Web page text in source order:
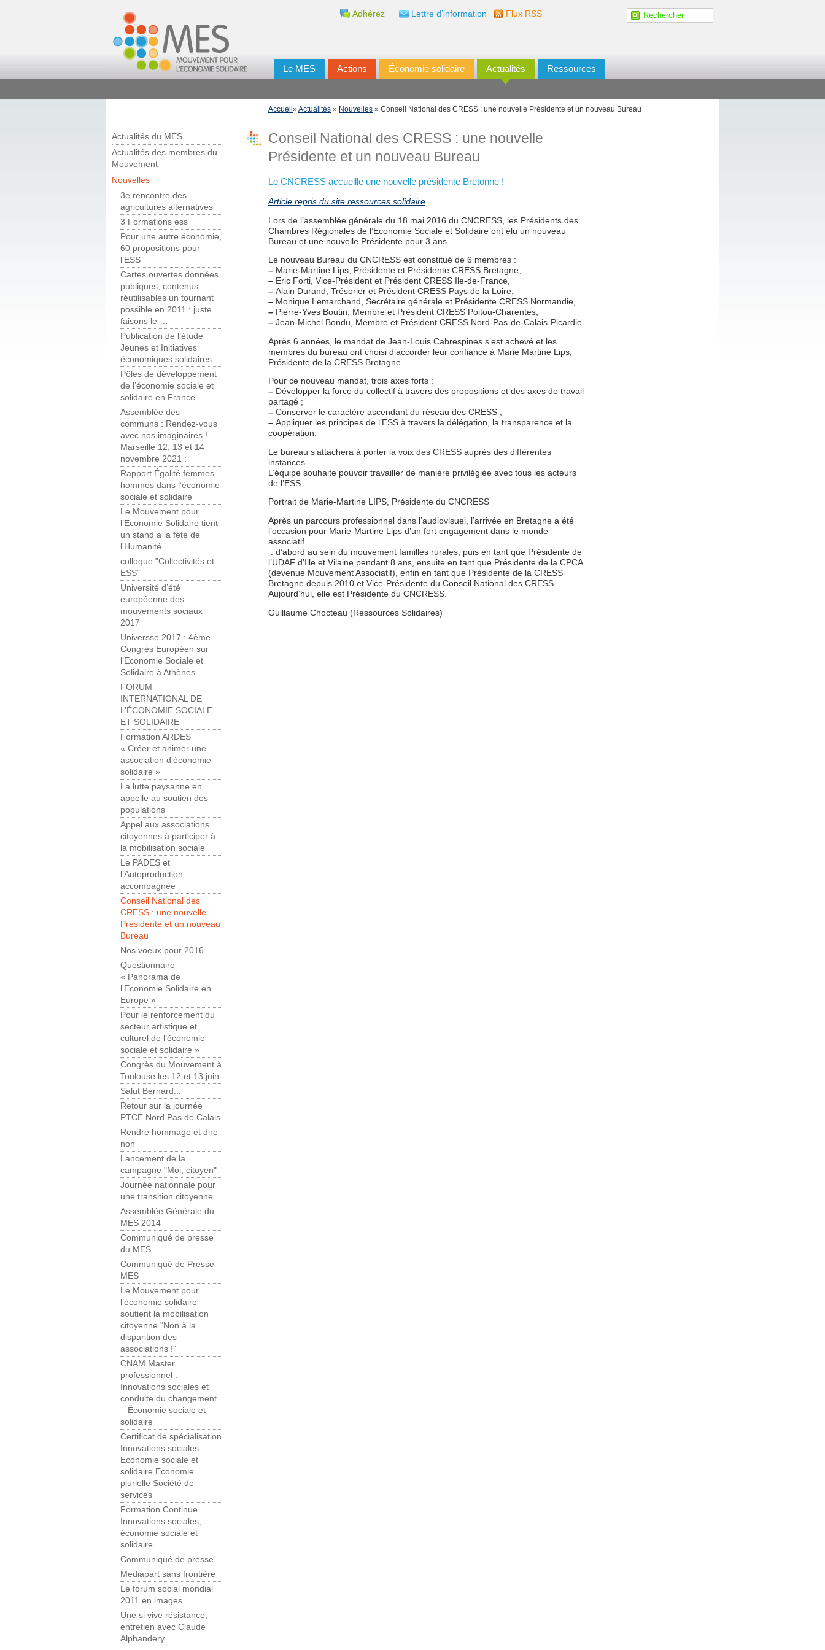
Le MES Actions Économie solidaire Actualités Ressources
Lettre d’information
Adhérez Flux RSS
Accueil »Actualités » Nouvelles » Conseil National des CRESS : une nouvelle Présidente et un nouveau Bureau
Actualités du MES
Actualités des membres du
Mouvement
Nouvelles
3e rencontre des
agricultures alternatives
3 Formations ess
Pour une autre économie,
60 propositions pour
l’ESS
Cartes ouvertes données
publiques, contenus
réutilisables un tournant
possible en 2011 : juste
faisons le …
Publication de l’étude
Jeunes et Initiatives
économiques solidaires
Pôles de développement
de l’économie sociale et
solidaire en France
Assemblée des
communs : Rendez-vous
avec nos imaginaires !
Marseille 12, 13 et 14
novembre 2021 :
Rapport Égalité femmes-
hommes dans l’économie
sociale et solidaire
Le Mouvement pour
l’Economie Solidaire tient
un stand a la fête de
l’Humanité
colloque "Collectivités et
ESS"
Université d’été
européenne des
mouvements sociaux
2017
Universse 2017 : 4ème
Congrès Européen sur
l’Economie Sociale et
Solidaire à Athènes
FORUM
INTERNATIONAL DE
L’ÉCONOMIE SOCIALE
ET SOLIDAIRE
Formation ARDES
« Créer et animer une
association d’économie
solidaire »
La lutte paysanne en
appelle au soutien des
populations
Appel aux associations
citoyennes à participer à
la mobilisation sociale
Le PADES et
l’Autoproduction
accompagnée
Conseil National des
CRESS : une nouvelle
Présidente et un nouveau
Bureau
Nos voeux pour 2016
Questionnaire
« Panorama de
l’Economie Solidaire en
Europe »
Pour le renforcement du
secteur artistique et
culturel de l’économie
sociale et solidaire »
Congrès du Mouvement à
Toulouse les 12 et 13 juin
Salut Bernard...
Retour sur la journée
PTCE Nord Pas de Calais
Rendre hommage et dire
non
Lancement de la
campagne "Moi, citoyen"
Journée nationnale pour
une transition citoyenne
Assemblée Générale du
MES 2014
Communiqué de presse
du MES
Communiqué de Presse
MES
Le Mouvement pour
l’économie solidaire
soutient la mobilisation
citoyenne "Non à la
disparition des
associations !"
CNAM Master
professionnel :
Innovations sociales et
conduite du changement
– Économie sociale et
solidaire
Certificat de spécialisation
Innovations sociales :
Economie sociale et
solidaire Economie
plurielle Société de
services
Formation Continue
Innovations sociales,
économie sociale et
solidaire
Communiqué de presse
Mediapart sans frontière
Le forum social mondial
2011 en images
Une si vive résistance,
entretien avec Claude
Alphandery
Conseil National des CRESS : une nouvelle
Présidente et un nouveau Bureau
Le CNCRESS accueille une nouvelle présidente Bretonne !
Article repris du site ressources solidaire
Lors de l’assemblée générale du 18 mai 2016 du CNCRESS, les Présidents des
Chambres Régionales de l’Economie Sociale et Solidaire ont élu un nouveau
Bureau et une nouvelle Présidente pour 3 ans.
Le nouveau Bureau du CNCRESS est constitué de 6 membres :
– Marie-Martine Lips, Présidente et Présidente CRESS Bretagne,
– Eric Forti, Vice-Président et Président CRESS Ile-de-France,
– Alain Durand, Trésorier et Président CRESS Pays de la Loire,
– Monique Lemarchand, Secrétaire générale et Présidente CRESS Normandie,
– Pierre-Yves Boutin, Membre et Président CRESS Poitou-Charentes,
– Jean-Michel Bondu, Membre et Président CRESS Nord-Pas-de-Calais-Picardie.
Après 6 années, le mandat de Jean-Louis Cabrespines s’est achevé et les
membres du bureau ont choisi d’accorder leur confiance à Marie Martine Lips,
Présidente de la CRESS Bretagne.
Pour ce nouveau mandat, trois axes forts :
– Développer la force du collectif à travers des propositions et des axes de travail
partagé ;
– Conserver le caractère ascendant du réseau des CRESS ;
– Appliquer les principes de l’ESS à travers la délégation, la transparence et la
coopération.
Le bureau s’attachera à porter la voix des CRESS auprès des différentes
instances.
L’équipe souhaite pouvoir travailler de manière privilégiée avec tous les acteurs
de l’ESS.
Portrait de Marie-Martine LIPS, Présidente du CNCRESS
Après un parcours professionnel dans l’audiovisuel, l’arrivée en Bretagne a été
l’occasion pour Marie-Martine Lips d’un fort engagement dans le monde
associatif
: d’abord au sein du mouvement familles rurales, puis en tant que Présidente de
l’UDAF d’Ille et Vilaine pendant 8 ans, ensuite en tant que Présidente de la CPCA
(devenue Mouvement Associatif), enfin en tant que Présidente de la CRESS
Bretagne depuis 2010 et Vice-Présidente du Conseil National des CRESS.
Aujourd’hui, elle est Présidente du CNCRESS.
Guillaume Chocteau (Ressources Solidaires)